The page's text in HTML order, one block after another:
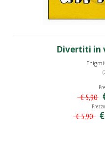
Divertiti in
€ 5,90
€ 5,90